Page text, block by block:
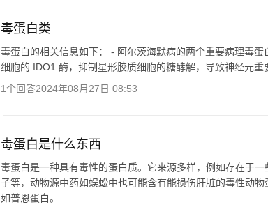
毒蛋白类
毒蛋白的相关信息如下： - 阿尔茨海默病的两个重要病理毒
细胞的 IDO1 酶，抑制星形胶质细胞的糖酵解，导致神经元
1个回答2024年08月27日 08:53
毒蛋白是什么东西
毒蛋白是一种具有毒性的蛋白质。它来源多样，例如存在于
子等，动物源中药如蜈蚣中也可能含有能损伤肝脏的毒性动物
如普恩蛋白。...